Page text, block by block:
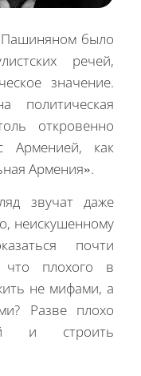
было
речей,
значение.
политическая
откровенно
Арменией, как
Армения».
звучат даже
неискушенному
почти
плохого в
не мифами, а
Разве плохо
и строить